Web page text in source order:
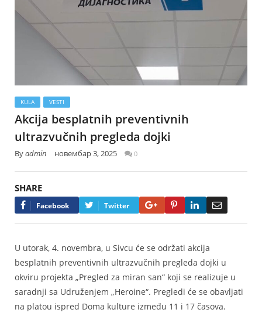
KULA VESTI
Akcija besplatnih preventivnih
ultrazvučnih pregleda dojki
Byadmin новембар 3, 2025 0
SHARE
Facebook Twitter Google+PinterestLinkedIn
U utorak, 4. novembra, u Sivcu će se održati akcija
besplatnih preventivnih ultrazvučnih pregleda dojki u
okviru projekta „Pregled za miran san“ koji se realizuje u
saradnji sa Udruženjem „Heroine“. Pregledi će se obavljati
na platou ispred Doma kulture između 11 i 17 časova.